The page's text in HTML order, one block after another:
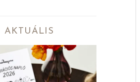
AKTUÁLIS